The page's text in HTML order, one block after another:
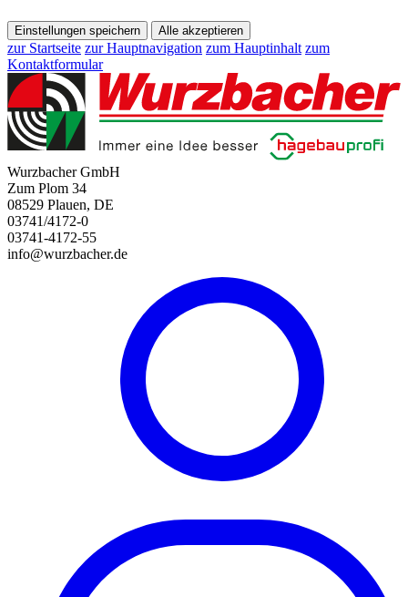
Einstellungen speichern Alle akzeptieren
zur Startseite zur Hauptnavigation zum Hauptinhalt zum
Kontaktformular
Wurzbacher GmbH
Zum Plom 34
08529 Plauen, DE
03741/4172-0
03741-4172-55
info@wurzbacher.de